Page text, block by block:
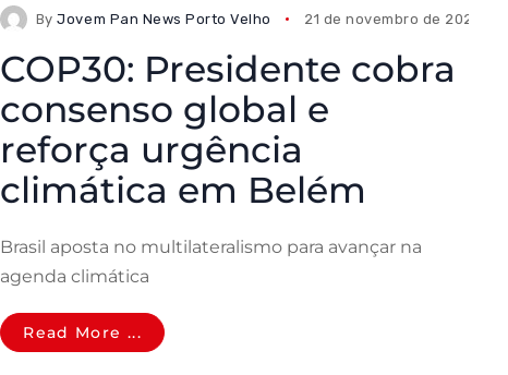
ByJovem Pan News Porto Velho 21 de novembro de 2025
COP30: Presidente cobra
consenso global e
reforça urgência
climática em Belém
Brasil aposta no multilateralismo para avançar na
agenda climática
Read More ...